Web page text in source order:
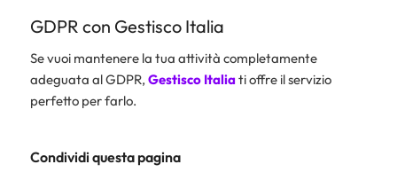
GDPR con Gestisco Italia
Se vuoi mantenere la tua attività completamente
adeguata al GDPR, Gestisco Italiati offre il servizio
perfetto per farlo.
Condividi questa pagina